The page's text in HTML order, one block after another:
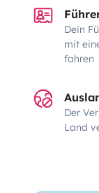
Dein
mit
fahren
Der
Land